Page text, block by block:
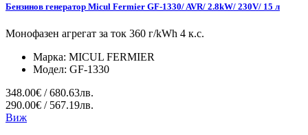
Бензинов генератор Micul Fermier GF-1330/ AVR/ 2.8kW/ 230V/ 15 л
Монофазен агрегат за ток 360 г/kWh 4 к.с.
Марка: MICUL FERMIER
Модел: GF-1330
348.00€ / 680.63лв.
290.00€ / 567.19лв.
Виж